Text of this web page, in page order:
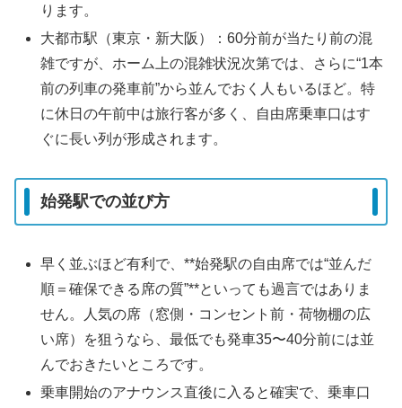
ります。
大都市駅（東京・新大阪）：60分前が当たり前の混
雑ですが、ホーム上の混雑状況次第では、さらに“1本
前の列車の発車前”から並んでおく人もいるほど。特
に休日の午前中は旅行客が多く、自由席乗車口はす
ぐに長い列が形成されます。
始発駅での並び方
早く並ぶほど有利で、**始発駅の自由席では“並んだ
順＝確保できる席の質”**といっても過言ではありま
せん。人気の席（窓側・コンセント前・荷物棚の広
い席）を狙うなら、最低でも発車35〜40分前には並
んでおきたいところです。
乗車開始のアナウンス直後に入ると確実で、乗車口